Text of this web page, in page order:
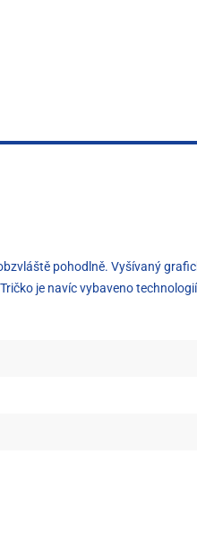
pohodlně. Vyšívaný
je navíc vybaveno